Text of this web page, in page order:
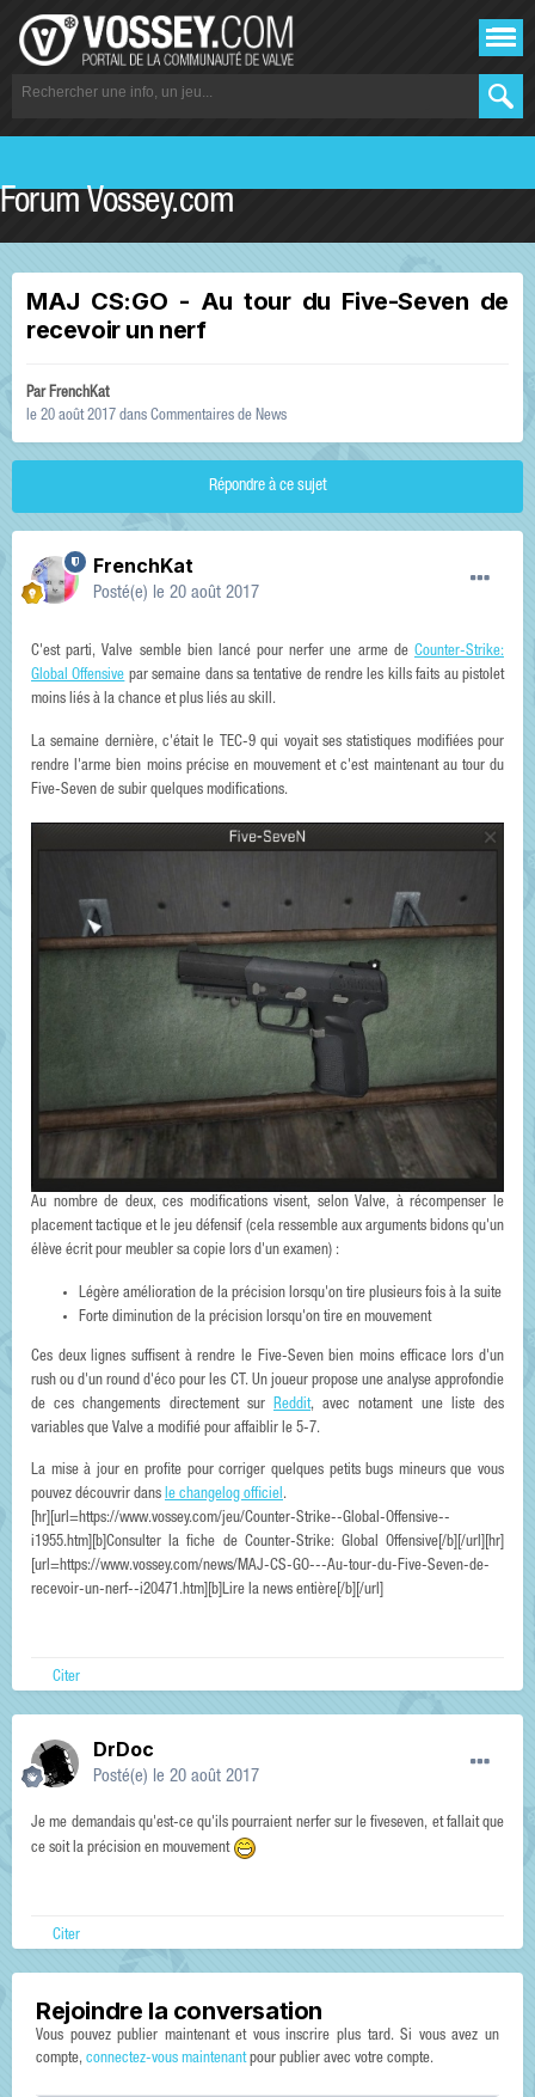
Forum Vossey.com
MAJ CS:GO - Au tour du Five-Seven de
recevoir un nerf
ParFrenchKat
le 20 août 2017 dans Commentaires de News
Répondre à ce sujet
FrenchKat
Posté(e) le 20 août 2017
C'est parti, Valve semble bien lancé pour nerfer une arme de Counter-Strike:
Global Offensive par semaine dans sa tentative de rendre les kills faits au pistolet
moins liés à la chance et plus liés au skill.
La semaine dernière, c'était le TEC-9 qui voyait ses statistiques modifiées pour
rendre l'arme bien moins précise en mouvement et c'est maintenant au tour du
Five-Seven de subir quelques modifications.
Au nombre de deux, ces modifications visent, selon Valve, à récompenser le
placement tactique et le jeu défensif (cela ressemble aux arguments bidons qu'un
élève écrit pour meubler sa copie lors d'un examen) :
Légère amélioration de la précision lorsqu'on tire plusieurs fois à la suite
Forte diminution de la précision lorsqu'on tire en mouvement
Ces deux lignes suffisent à rendre le Five-Seven bien moins efficace lors d'un
rush ou d'un round d'éco pour les CT. Un joueur propose une analyse approfondie
de ces changements directement sur Reddit, avec notament une liste des
variables que Valve a modifié pour affaiblir le 5-7.
La mise à jour en profite pour corriger quelques petits bugs mineurs que vous
pouvez découvrir dans le changelog officiel.
[hr][url=https://www.vossey.com/jeu/Counter-Strike--Global-Offensive--
i1955.htm][b]Consulter la fiche de Counter-Strike: Global Offensive[/b][/url][hr]
[url=https://www.vossey.com/news/MAJ-CS-GO---Au-tour-du-Five-Seven-de-
recevoir-un-nerf--i20471.htm][b]Lire la news entière[/b][/url]
Citer
DrDoc
Posté(e) le 20 août 2017
Je me demandais qu'est-ce qu'ils pourraient nerfer sur le fiveseven, et fallait que
ce soit la précision en mouvement
Citer
Rejoindre la conversation
Vous pouvez publier maintenant et vous inscrire plus tard. Si vous avez un
compte, connectez-vous maintenantpour publier avec votre compte.